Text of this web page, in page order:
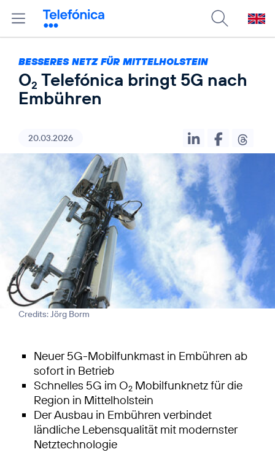
BESSERES NETZ FÜR MITTELHOLSTEIN
O2 Telefónica bringt 5G nach
Embühren
20.03.2026
Credits: Jörg Borm
Neuer 5G-Mobilfunkmast in Embühren ab
sofort in Betrieb
Schnelles 5G im O2 Mobilfunknetz für die
Region in Mittelholstein
Der Ausbau in Embühren verbindet
ländliche Lebensqualität mit modernster
Netztechnologie